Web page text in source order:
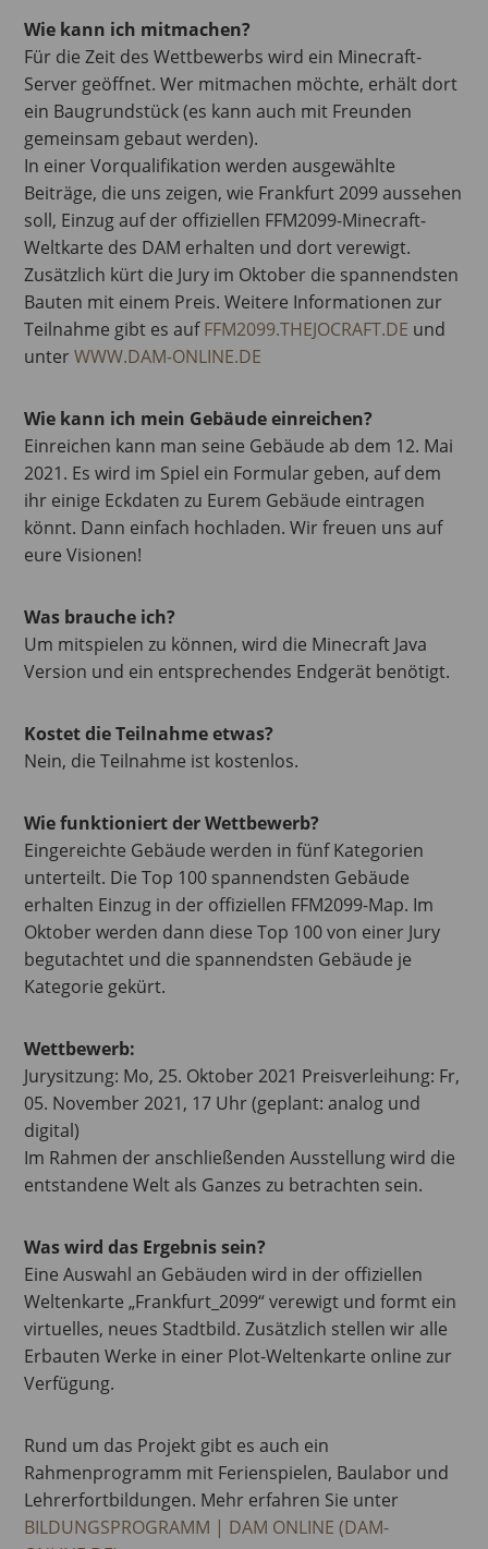
Wie kann ich mitmachen?
Für die Zeit des Wettbewerbs wird ein Minecraft-
Server geöffnet. Wer mitmachen möchte, erhält dort
ein Baugrundstück (es kann auch mit Freunden
gemeinsam gebaut werden).
In einer Vorqualifikation werden ausgewählte
Beiträge, die uns zeigen, wie Frankfurt 2099 aussehen
soll, Einzug auf der offiziellen FFM2099-Minecraft-
Weltkarte des DAM erhalten und dort verewigt.
Zusätzlich kürt die Jury im Oktober die spannendsten
Bauten mit einem Preis. Weitere Informationen zur
Teilnahme gibt es aufFFM2099.THEJOCRAFT.DE und
unterWWW.DAM-ONLINE.DE
Wie kann ich mein Gebäude einreichen?
Einreichen kann man seine Gebäude ab dem 12. Mai
2021. Es wird im Spiel ein Formular geben, auf dem
ihr einige Eckdaten zu Eurem Gebäude eintragen
könnt. Dann einfach hochladen. Wir freuen uns auf
eure Visionen!
Was brauche ich?
Um mitspielen zu können, wird die Minecraft Java
Version und ein entsprechendes Endgerät benötigt.
Kostet die Teilnahme etwas?
Nein, die Teilnahme ist kostenlos.
Wie funktioniert der Wettbewerb?
Eingereichte Gebäude werden in fünf Kategorien
unterteilt. Die Top 100 spannendsten Gebäude
erhalten Einzug in der offiziellen FFM2099-Map. Im
Oktober werden dann diese Top 100 von einer Jury
begutachtet und die spannendsten Gebäude je
Kategorie gekürt.
Wettbewerb:
Jurysitzung: Mo, 25. Oktober 2021 Preisverleihung: Fr,
05. November 2021, 17 Uhr (geplant: analog und
digital)
Im Rahmen der anschließenden Ausstellung wird die
entstandene Welt als Ganzes zu betrachten sein.
Was wird das Ergebnis sein?
Eine Auswahl an Gebäuden wird in der offiziellen
Weltenkarte „Frankfurt_2099“ verewigt und formt ein
virtuelles, neues Stadtbild. Zusätzlich stellen wir alle
Erbauten Werke in einer Plot-Weltenkarte online zur
Verfügung.
Rund um das Projekt gibt es auch ein
Rahmenprogramm mit Ferienspielen, Baulabor und
Lehrerfortbildungen. Mehr erfahren Sie unter
BILDUNGSPROGRAMM | DAM ONLINE (DAM-